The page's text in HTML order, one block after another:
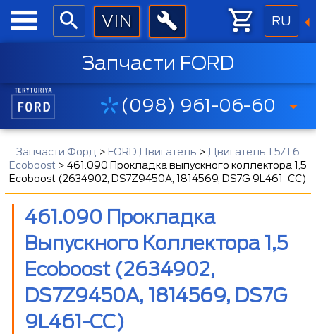
RU
Запчасти FORD
(098) 961-06-60
Запчасти Форд > FORD Двигатель > Двигатель 1.5/1.6
Ecoboost > 461.090 Прокладка выпускного коллектора 1,5
Ecoboost (2634902, DS7Z9450A, 1814569, DS7G 9L461-CC)
461.090 Прокладка
Выпускного Коллектора 1,5
Ecoboost (2634902,
DS7Z9450A, 1814569, DS7G
9L461-CC)